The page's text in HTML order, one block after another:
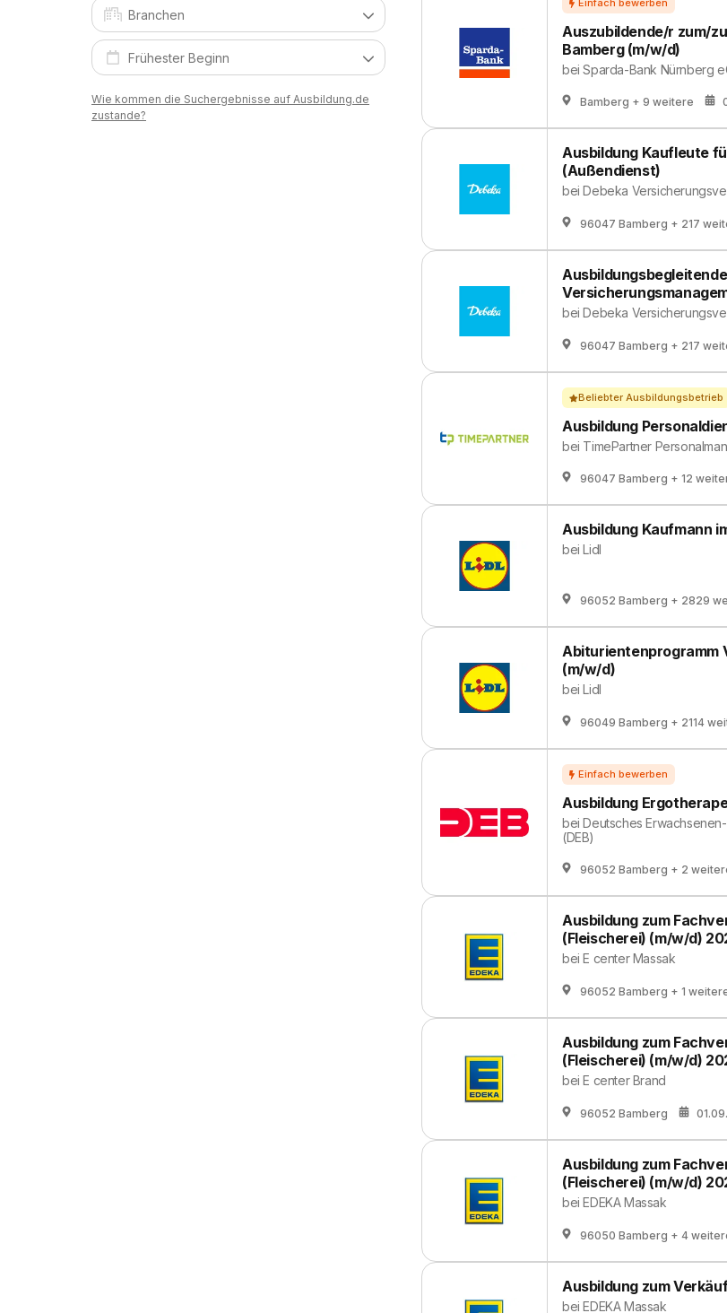
Wie kommen die Suchergebnisse auf Ausbildung.de
zustande?
Auszubildende/r zum/
Bamberg (m/w/d)
beiSparda-Bank Nürnberg
Bamberg + 9 weitere
Ausbildung Kaufleute
(Außendienst)
beiDebeka
96047 Bamberg + 217
beiDebeka
96047 Bamberg + 217
Ausbildung
bei TimePartner
96047 Bamberg + 12
Beliebter Ausbildungsbetrieb
Ausbildung Kaufmann
beiLidl
96052 Bamberg + 2829
Abiturientenprogramm
(m/w/d)
beiLidl
96049 Bamberg + 2114
Ausbildung
beiDeutsches
(DEB)
96052 Bamberg + 2
Ausbildung zum
(Fleischerei) (m/w/d)
beiE center Massak
96052 Bamberg + 1
Ausbildung zum
(Fleischerei) (m/w/d)
beiE center Brand
96052 Bamberg
Ausbildung zum
(Fleischerei) (m/w/d)
beiEDEKA Massak
96050 Bamberg + 4
Ausbildung zum
beiEDEKA Massak